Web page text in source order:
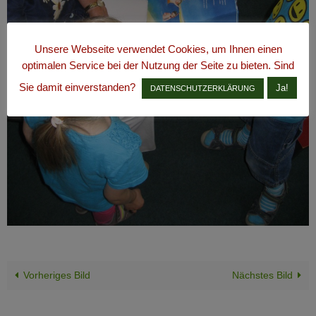
Vorheriges Bild Nächstes Bild
Unsere Webseite verwendet Cookies, um Ihnen einen
optimalen Service bei der Nutzung der Seite zu bieten. Sind
Sie damit einverstanden?
DATENSCHUTZERKLÄRUNG Ja!